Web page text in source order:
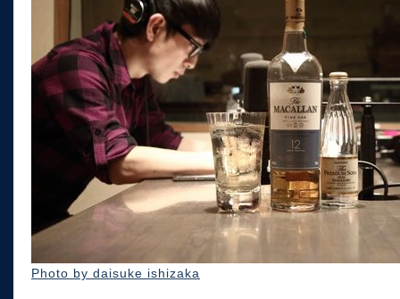
Photo by daisuke ishizaka